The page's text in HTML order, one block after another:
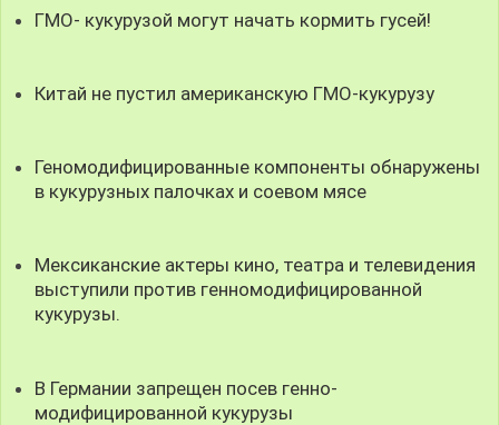
ГМО- кукурузой могут начать кормить гусей!
Китай не пустил американскую ГМО-кукурузу
Геномодифицированные компоненты обнаружены
в кукурузных палочках и соевом мясе
Мексиканские актеры кино, театра и телевидения
выступили против генномодифицированной
кукурузы.
В Германии запрещен посев генно-
модифицированной кукурузы